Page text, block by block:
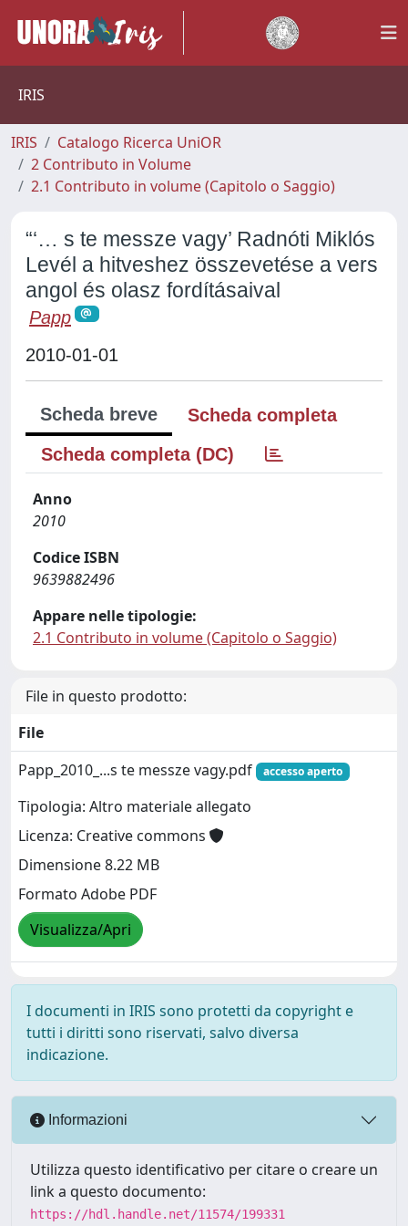
IRIS
IRIS
Catalogo Ricerca UniOR
2 Contributo in Volume
2.1 Contributo in volume (Capitolo o Saggio)
“‘… s te messze vagy’ Radnóti Miklós
Levél a hitveshez összevetése a vers
angol és olasz fordításaival
Papp
2010-01-01
Scheda breve
Scheda completa
Scheda completa (DC)
Anno
2010
Codice ISBN
9639882496
Appare nelle tipologie:
2.1 Contributo in volume (Capitolo o Saggio)
File in questo prodotto:
File
Papp_2010_...s te messze vagy.pdf
accesso aperto
Tipologia: Altro materiale allegato
Licenza: Creative commons
Dimensione 8.22 MB
Formato Adobe PDF
Visualizza/Apri
I documenti in IRIS sono protetti da copyright e
tutti i diritti sono riservati, salvo diversa
indicazione.
Informazioni
Utilizza questo identificativo per citare o creare un
link a questo documento:
https://hdl.handle.net/11574/199331